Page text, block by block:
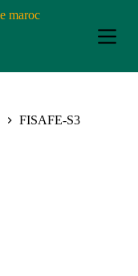
FISAFE-S3